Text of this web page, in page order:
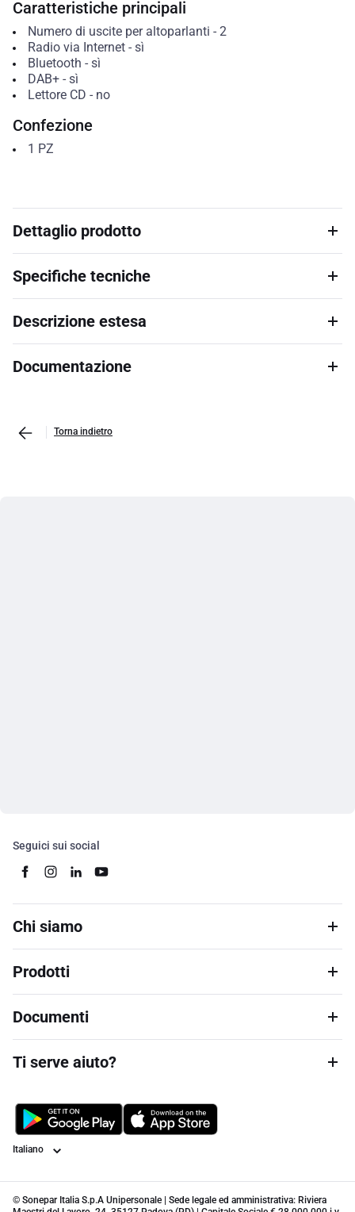
Caratteristiche principali
Numero di uscite per altoparlanti - 2
Radio via Internet- sì
Bluetooth - sì
DAB+- sì
Lettore CD - no
Confezione
1 PZ
Dettaglio prodotto
Specifiche tecniche
Descrizione estesa
Documentazione
Torna indietro
Seguici sui social
Chi siamo
Prodotti
Documenti
Ti serve aiuto?
Lingua
© Sonepar Italia S.p.A Unipersonale | Sede legale ed amministrativa: Riviera